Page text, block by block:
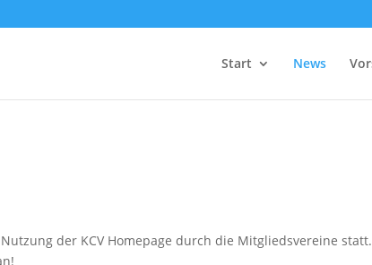
Start News
der KCV Homepage durch die Mitgliedsvereine